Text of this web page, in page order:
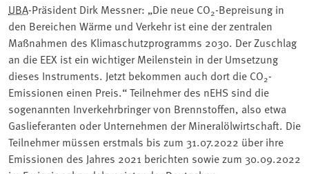
UBA-Präsident Dirk Messner: „Die neue CO2-Bepreisung in
den Bereichen Wärme und Verkehr ist eine der zentralen
Maßnahmen des Klimaschutzprogramms 2030. Der Zuschlag
an die EEX ist ein wichtiger Meilenstein in der Umsetzung
dieses Instruments. Jetzt bekommen auch dort die CO2-
Emissionen einen Preis.“ Teilnehmer des nEHS sind die
sogenannten Inverkehrbringer von Brennstoffen, also etwa
Gaslieferanten oder Unternehmen der Mineralölwirtschaft. Die
Teilnehmer müssen erstmals bis zum 31.07.2022 über ihre
Emissionen des Jahres 2021 berichten sowie zum 30.09.2022